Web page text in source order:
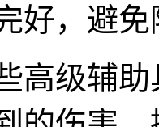
好，避
高级辅